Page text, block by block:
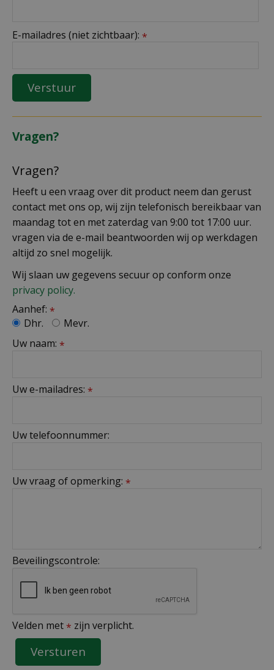
E-mailadres (niet zichtbaar): *
Vragen?
Vragen?
Heeft u een vraag over dit product neem dan gerust
contact met ons op, wij zijn telefonisch bereikbaar van
maandag tot en met zaterdag van 9:00 tot 17:00 uur.
vragen via de e-mail beantwoorden wij op werkdagen
altijd zo snel mogelijk.
Wij slaan uw gegevens secuur op conform onze
privacy policy.
Aanhef: *
Dhr.
Mevr.
Uw naam: *
Uw e-mailadres: *
Uw telefoonnummer:
Uw vraag of opmerking: *
Beveilingscontrole:
Velden met * zijn verplicht.